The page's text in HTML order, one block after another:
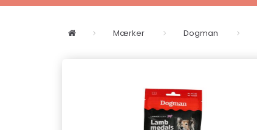
Mærker Dogman